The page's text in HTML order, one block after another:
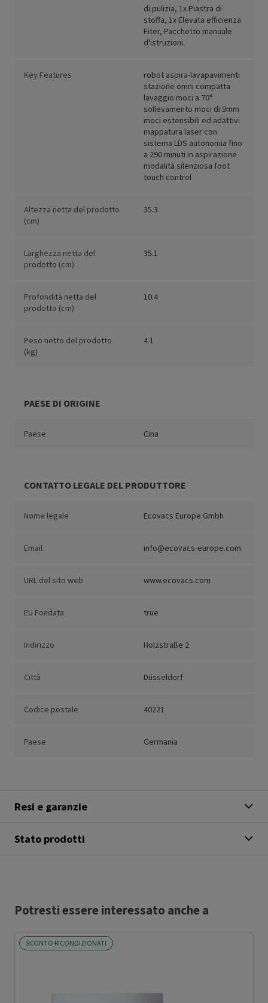
di pulizia, 1x Piastra di
stoffa, 1x Elevata efficienza
Fiter, Pacchetto manuale
d'istruzioni.
Key Features
robot aspira-lavapavimenti
stazione omni compatta
lavaggio moci a 70°
sollevamento moci di 9mm
moci estensibili ed adattivi
mappatura laser con
sistema LDS autonomia fino
a 290 minuti in aspirazione
modalità silenziosa foot
touch control
Altezza netta del prodotto
(cm)
35.3
Larghezza netta del
prodotto (cm)
35.1
Profondità netta del
prodotto (cm)
10.4
Peso netto del prodotto
(kg)
4.1
PAESE DI ORIGINE
Paese Cina
CONTATTO LEGALE DEL PRODUTTORE
Nome legale Ecovacs Europe Gmbh
Email info@ecovacs-europe.com
URL del sito web www.ecovacs.com
EU Fondata true
Indirizzo Holzstraße 2
Città Düsseldorf
Codice postale 40221
Paese Germania
Resi e garanzie
Stato prodotti
Potresti essere interessato anche a
SCONTO RICONDIZIONATI